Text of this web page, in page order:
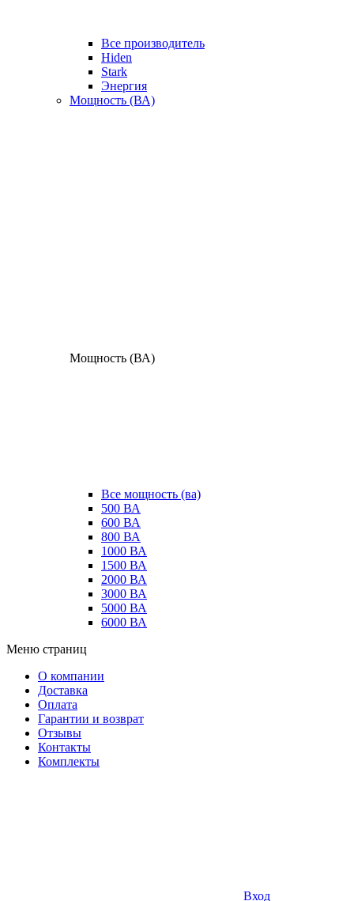
Все производитель
Hiden
Stark
Энергия
Мощность (ВА)
Мощность (ВА)
Все мощность (ва)
500 ВА
600 ВА
800 ВА
1000 ВА
1500 ВА
2000 ВА
3000 ВА
5000 ВА
6000 ВА
Меню страниц
О компании
Доставка
Оплата
Гарантии и возврат
Отзывы
Контакты
Комплекты
Вход